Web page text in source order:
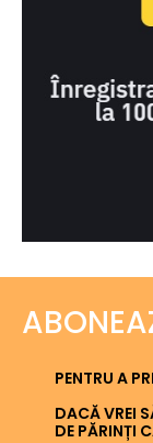
PENTRU A
DACĂ VREI
DE PĂRINȚI